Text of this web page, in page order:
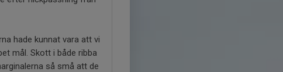
hade kunnat vara att vi
mål. Skott i både ribba
så små att de